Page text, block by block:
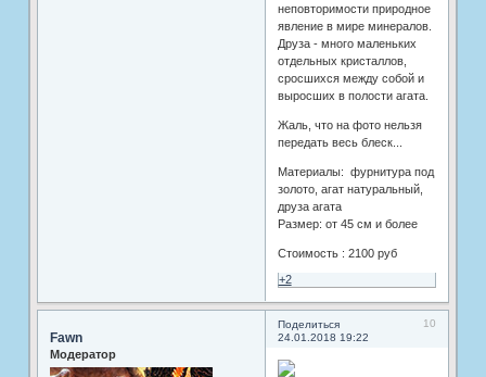
неповторимости природное
явление в мире минералов.
Друза - много маленьких
отдельных кристаллов,
сросшихся между собой и
выросших в полости агата.
Жаль, что на фото нельзя
передать весь блеск...
Материалы: фурнитура под
золото, агат натуральный,
друза агата
Размер: от 45 см и более
Стоимость : 2100 руб
+2
Поделиться
10
24.01.2018 19:22
Fawn
Модератор